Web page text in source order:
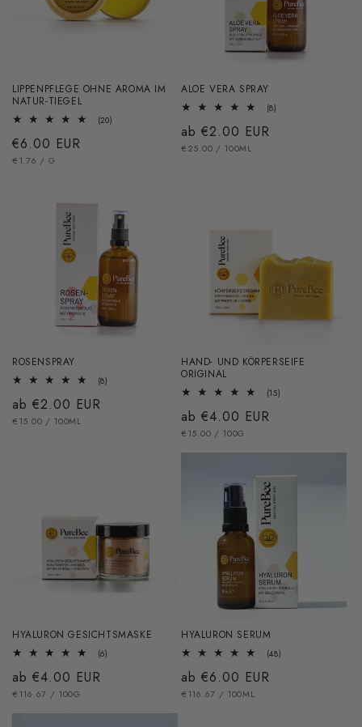
LIPPENPFLEGE OHNE AROMA IM
NATUR-TIEGEL
(20)
Normaler
Preis
€6.00 EUR
GRUNDPREIS
€1.76 / PRO
G
ALOE VERA SPRAY
(8)
Normaler
Preis
ab €2.00 EUR
GRUNDPREIS
€25.00 / PRO
100ML
ROSENSPRAY
(8)
Normaler
Preis
ab €2.00 EUR
GRUNDPREIS
€15.00 / PRO
100ML
HAND- UND KÖRPERSEIFE
ORIGINAL
(15)
Normaler
Preis
ab €4.00 EUR
GRUNDPREIS
€15.00 / PRO
100G
HYALURON GESICHTSMASKE
(6)
Normaler
Preis
ab €4.00 EUR
GRUNDPREIS
€116.67 / PRO
100G
HYALURON SERUM
(48)
Normaler
Preis
ab €6.00 EUR
GRUNDPREIS
€116.67 / PRO
100ML